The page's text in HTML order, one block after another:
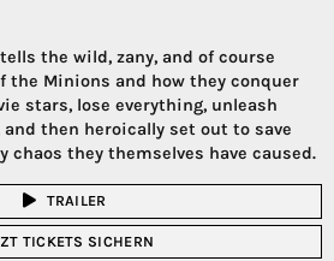
tells the wild, zany, and of course
the Minions and how they conquer
stars, lose everything, unleash
then heroically set out to save
chaos they themselves have caused.
TRAILER
TICKETS SICHERN